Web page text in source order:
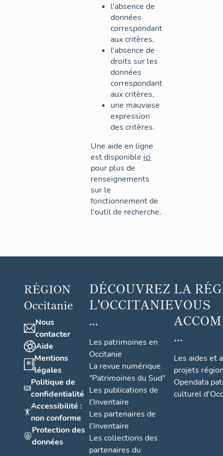
l'absence de
données
correspondant
aux critères,
l'absence de
droits sur les
données
correspondant
aux critères,
une mauvaise
expression
des critères.
Une aide en ligne
est disponible ici
pour plus de
renseignements
sur le
fonctionnement de
l'outil de recherche.
RÉGION
Occitanie
Nous
contacter
Aide
Mentions
légales
Politique de
confidentialité
Accessibilité :
non conforme
Protection des
données
DÉCOUVREZ
L'OCCITANIE
...
Les patrimoines en
Occitanie
La revue numérique
"Patrimoines du Sud"
Les publications de
l'Inventaire
Les partenaires de
l'Inventaire
Les collections des
partenaires du
LA
VOUS
...
Les aides et
projets
Opendata
culturel